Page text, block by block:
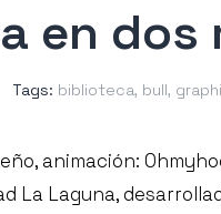
en dos
Tags: biblioteca, bull,
animación:
La Laguna,